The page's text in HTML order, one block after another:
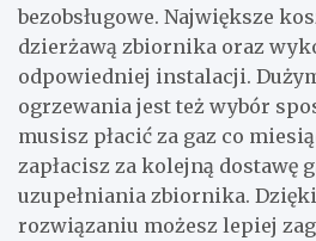
bezobsługowe. Największe
dzierżawą zbiornika oraz
odpowiedniej instalacji.
ogrzewania jest też wybór
musisz płacić za gaz co
zapłacisz za kolejną dostawę
uzupełniania zbiornika.
rozwiązaniu możesz lepiej